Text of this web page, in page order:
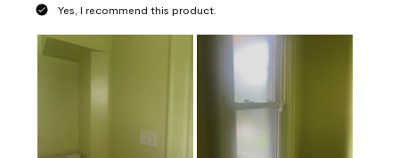
Yes, I recommend this product.